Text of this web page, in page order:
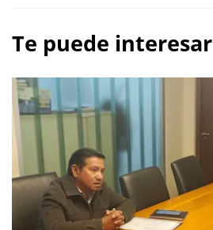
Te puede interesar